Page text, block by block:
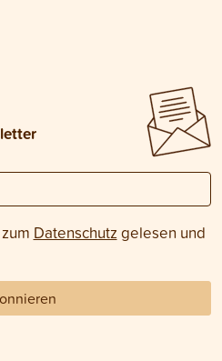
Datenschutz gelesen und